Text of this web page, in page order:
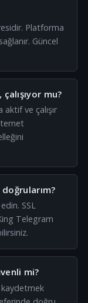
Platforma
Güncel
mu?
aktif ve çalışır
SSL
Telegram
mi?
kaydetmek